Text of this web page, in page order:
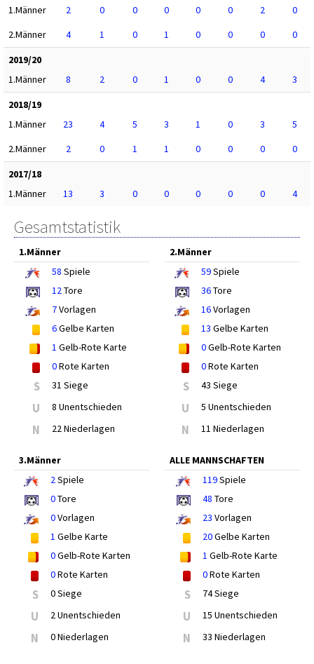
1.Männer
2 0 0 0 0 0 2
0
2.Männer
4 1 0 1 0 0 0
0
2019/20
1.Männer
8 2 0 1 0 0 4
3
2018/19
1.Männer
23 4 5 3 1 0 3
5
2.Männer
2 0 1 1 0 0 0
0
2017/18
1.Männer
13 3 0 0 0 0 0 4
Gesamtstatistik
1.Männer
58 Spiele
12Tore
7Vorlagen
6Gelbe Karten
1 Gelb-Rote Karte
0Rote Karten
S 31 Siege
U 8 Unentschieden
N 22 Niederlagen
2.Männer
59Spiele
36Tore
16Vorlagen
13 Gelbe Karten
0Gelb-Rote Karten
0Rote Karten
S 43 Siege
U 5 Unentschieden
N 11 Niederlagen
3.Männer
2Spiele
0Tore
0Vorlagen
1 Gelbe Karte
0Gelb-Rote Karten
0Rote Karten
S 0 Siege
U 2 Unentschieden
N 0 Niederlagen
ALLE MANNSCHAFTEN
119Spiele
48 Tore
23 Vorlagen
20Gelbe Karten
1 Gelb-Rote Karte
0Rote Karten
S 74 Siege
U 15 Unentschieden
N 33 Niederlagen